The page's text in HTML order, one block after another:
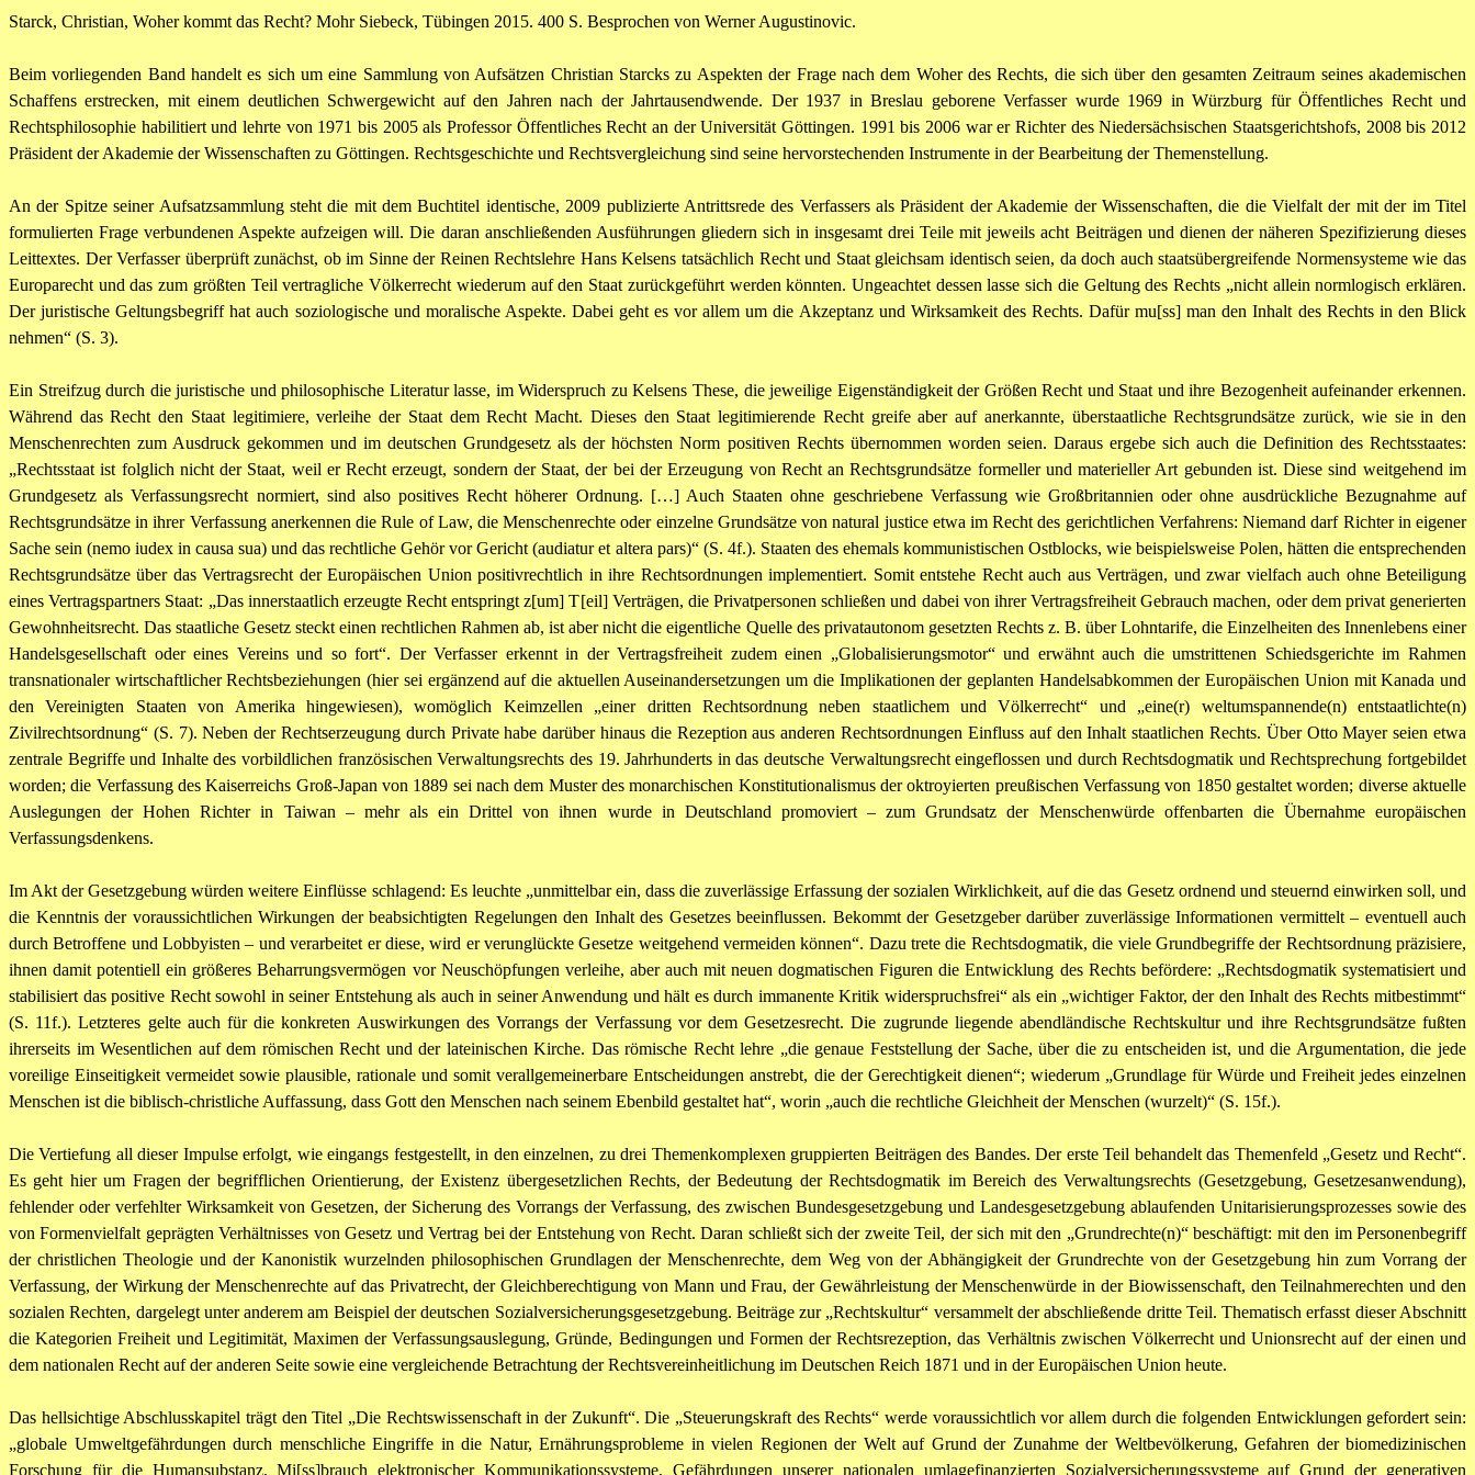
Starck, Christian, Woher kommt das Recht? Mohr Siebeck, Tübingen 2015. 400 S. Besprochen von Werner Augustinovic.
Beim vorliegenden Band handelt es sich um eine Sammlung von Aufsätzen Christian Starcks zu Aspekten der Frage nach dem Woher des Rechts, die sich über den gesamten Zeitraum seines akademischen
Schaffens erstrecken, mit einem deutlichen Schwergewicht auf den Jahren nach der Jahrtausendwende. Der 1937 in Breslau geborene Verfasser wurde 1969 in Würzburg für Öffentliches Recht und
Rechtsphilosophie habilitiert und lehrte von 1971 bis 2005 als Professor Öffentliches Recht an der Universität Göttingen. 1991 bis 2006 war er Richter des Niedersächsischen Staatsgerichtshofs, 2008 bis 2012
Präsident der Akademie der Wissenschaften zu Göttingen. Rechtsgeschichte und Rechtsvergleichung sind seine hervorstechenden Instrumente in der Bearbeitung der Themenstellung.
An der Spitze seiner Aufsatzsammlung steht die mit dem Buchtitel identische, 2009 publizierte Antrittsrede des Verfassers als Präsident der Akademie der Wissenschaften, die die Vielfalt der mit der im Titel
formulierten Frage verbundenen Aspekte aufzeigen will. Die daran anschließenden Ausführungen gliedern sich in insgesamt drei Teile mit jeweils acht Beiträgen und dienen der näheren Spezifizierung dieses
Leittextes. Der Verfasser überprüft zunächst, ob im Sinne der Reinen Rechtslehre Hans Kelsens tatsächlich Recht und Staat gleichsam identisch seien, da doch auch staatsübergreifende Normensysteme wie das
Europarecht und das zum größten Teil vertragliche Völkerrecht wiederum auf den Staat zurückgeführt werden könnten. Ungeachtet dessen lasse sich die Geltung des Rechts „nicht allein normlogisch erklären.
Der juristische Geltungsbegriff hat auch soziologische und moralische Aspekte. Dabei geht es vor allem um die Akzeptanz und Wirksamkeit des Rechts. Dafür mu[ss] man den Inhalt des Rechts in den Blick
nehmen“ (S. 3).
Ein Streifzug durch die juristische und philosophische Literatur lasse, im Widerspruch zu Kelsens These, die jeweilige Eigenständigkeit der Größen Recht und Staat und ihre Bezogenheit aufeinander erkennen.
Während das Recht den Staat legitimiere, verleihe der Staat dem Recht Macht. Dieses den Staat legitimierende Recht greife aber auf anerkannte, überstaatliche Rechtsgrundsätze zurück, wie sie in den
Menschenrechten zum Ausdruck gekommen und im deutschen Grundgesetz als der höchsten Norm positiven Rechts übernommen worden seien. Daraus ergebe sich auch die Definition des Rechtsstaates:
„Rechtsstaat ist folglich nicht der Staat, weil er Recht erzeugt, sondern der Staat, der bei der Erzeugung von Recht an Rechtsgrundsätze formeller und materieller Art gebunden ist. Diese sind weitgehend im
Grundgesetz als Verfassungsrecht normiert, sind also positives Recht höherer Ordnung. […] Auch Staaten ohne geschriebene Verfassung wie Großbritannien oder ohne ausdrückliche Bezugnahme auf
Rechtsgrundsätze in ihrer Verfassung anerkennen die Rule of Law, die Menschenrechte oder einzelne Grundsätze von natural justice etwa im Recht des gerichtlichen Verfahrens: Niemand darf Richter in eigener
Sache sein (nemo iudex in causa sua) und das rechtliche Gehör vor Gericht (audiatur et altera pars)“ (S. 4f.). Staaten des ehemals kommunistischen Ostblocks, wie beispielsweise Polen, hätten die entsprechenden
Rechtsgrundsätze über das Vertragsrecht der Europäischen Union positivrechtlich in ihre Rechtsordnungen implementiert. Somit entstehe Recht auch aus Verträgen, und zwar vielfach auch ohne Beteiligung
eines Vertragspartners Staat: „Das innerstaatlich erzeugte Recht entspringt z[um] T[eil] Verträgen, die Privatpersonen schließen und dabei von ihrer Vertragsfreiheit Gebrauch machen, oder dem privat generierten
Gewohnheitsrecht. Das staatliche Gesetz steckt einen rechtlichen Rahmen ab, ist aber nicht die eigentliche Quelle des privatautonom gesetzten Rechts z. B. über Lohntarife, die Einzelheiten des Innenlebens einer
Handelsgesellschaft oder eines Vereins und so fort“. Der Verfasser erkennt in der Vertragsfreiheit zudem einen „Globalisierungsmotor“ und erwähnt auch die umstrittenen Schiedsgerichte im Rahmen
transnationaler wirtschaftlicher Rechtsbeziehungen (hier sei ergänzend auf die aktuellen Auseinandersetzungen um die Implikationen der geplanten Handelsabkommen der Europäischen Union mit Kanada und
den Vereinigten Staaten von Amerika hingewiesen), womöglich Keimzellen „einer dritten Rechtsordnung neben staatlichem und Völkerrecht“ und „eine(r) weltumspannende(n) entstaatlichte(n)
Zivilrechtsordnung“ (S. 7). Neben der Rechtserzeugung durch Private habe darüber hinaus die Rezeption aus anderen Rechtsordnungen Einfluss auf den Inhalt staatlichen Rechts. Über Otto Mayer seien etwa
zentrale Begriffe und Inhalte des vorbildlichen französischen Verwaltungsrechts des 19. Jahrhunderts in das deutsche Verwaltungsrecht eingeflossen und durch Rechtsdogmatik und Rechtsprechung fortgebildet
worden; die Verfassung des Kaiserreichs Groß-Japan von 1889 sei nach dem Muster des monarchischen Konstitutionalismus der oktroyierten preußischen Verfassung von 1850 gestaltet worden; diverse aktuelle
Auslegungen der Hohen Richter in Taiwan – mehr als ein Drittel von ihnen wurde in Deutschland promoviert – zum Grundsatz der Menschenwürde offenbarten die Übernahme europäischen
Verfassungsdenkens.
Im Akt der Gesetzgebung würden weitere Einflüsse schlagend: Es leuchte „unmittelbar ein, dass die zuverlässige Erfassung der sozialen Wirklichkeit, auf die das Gesetz ordnend und steuernd einwirken soll, und
die Kenntnis der voraussichtlichen Wirkungen der beabsichtigten Regelungen den Inhalt des Gesetzes beeinflussen. Bekommt der Gesetzgeber darüber zuverlässige Informationen vermittelt – eventuell auch
durch Betroffene und Lobbyisten – und verarbeitet er diese, wird er verunglückte Gesetze weitgehend vermeiden können“. Dazu trete die Rechtsdogmatik, die viele Grundbegriffe der Rechtsordnung präzisiere,
ihnen damit potentiell ein größeres Beharrungsvermögen vor Neuschöpfungen verleihe, aber auch mit neuen dogmatischen Figuren die Entwicklung des Rechts befördere: „Rechtsdogmatik systematisiert und
stabilisiert das positive Recht sowohl in seiner Entstehung als auch in seiner Anwendung und hält es durch immanente Kritik widerspruchsfrei“ als ein „wichtiger Faktor, der den Inhalt des Rechts mitbestimmt“
(S. 11f.). Letzteres gelte auch für die konkreten Auswirkungen des Vorrangs der Verfassung vor dem Gesetzesrecht. Die zugrunde liegende abendländische Rechtskultur und ihre Rechtsgrundsätze fußten
ihrerseits im Wesentlichen auf dem römischen Recht und der lateinischen Kirche. Das römische Recht lehre „die genaue Feststellung der Sache, über die zu entscheiden ist, und die Argumentation, die jede
voreilige Einseitigkeit vermeidet sowie plausible, rationale und somit verallgemeinerbare Entscheidungen anstrebt, die der Gerechtigkeit dienen“; wiederum „Grundlage für Würde und Freiheit jedes einzelnen
Menschen ist die biblisch-christliche Auffassung, dass Gott den Menschen nach seinem Ebenbild gestaltet hat“, worin „auch die rechtliche Gleichheit der Menschen (wurzelt)“ (S. 15f.).
Die Vertiefung all dieser Impulse erfolgt, wie eingangs festgestellt, in den einzelnen, zu drei Themenkomplexen gruppierten Beiträgen des Bandes. Der erste Teil behandelt das Themenfeld „Gesetz und Recht“.
Es geht hier um Fragen der begrifflichen Orientierung, der Existenz übergesetzlichen Rechts, der Bedeutung der Rechtsdogmatik im Bereich des Verwaltungsrechts (Gesetzgebung, Gesetzesanwendung),
fehlender oder verfehlter Wirksamkeit von Gesetzen, der Sicherung des Vorrangs der Verfassung, des zwischen Bundesgesetzgebung und Landesgesetzgebung ablaufenden Unitarisierungsprozesses sowie des
von Formenvielfalt geprägten Verhältnisses von Gesetz und Vertrag bei der Entstehung von Recht. Daran schließt sich der zweite Teil, der sich mit den „Grundrechte(n)“ beschäftigt: mit den im Personenbegriff
der christlichen Theologie und der Kanonistik wurzelnden philosophischen Grundlagen der Menschenrechte, dem Weg von der Abhängigkeit der Grundrechte von der Gesetzgebung hin zum Vorrang der
Verfassung, der Wirkung der Menschenrechte auf das Privatrecht, der Gleichberechtigung von Mann und Frau, der Gewährleistung der Menschenwürde in der Biowissenschaft, den Teilnahmerechten und den
sozialen Rechten, dargelegt unter anderem am Beispiel der deutschen Sozialversicherungsgesetzgebung. Beiträge zur „Rechtskultur“ versammelt der abschließende dritte Teil. Thematisch erfasst dieser Abschnitt
die Kategorien Freiheit und Legitimität, Maximen der Verfassungsauslegung, Gründe, Bedingungen und Formen der Rechtsrezeption, das Verhältnis zwischen Völkerrecht und Unionsrecht auf der einen und
dem nationalen Recht auf der anderen Seite sowie eine vergleichende Betrachtung der Rechtsvereinheitlichung im Deutschen Reich 1871 und in der Europäischen Union heute.
Das hellsichtige Abschlusskapitel trägt den Titel „Die Rechtswissenschaft in der Zukunft“. Die „Steuerungskraft des Rechts“ werde voraussichtlich vor allem durch die folgenden Entwicklungen gefordert sein:
„globale Umweltgefährdungen durch menschliche Eingriffe in die Natur, Ernährungsprobleme in vielen Regionen der Welt auf Grund der Zunahme der Weltbevölkerung, Gefahren der biomedizinischen
Forschung für die Humansubstanz, Mi[ss]brauch elektronischer Kommunikationssysteme, Gefährdungen unserer nationalen umlagefinanzierten Sozialversicherungssysteme auf Grund der generativen